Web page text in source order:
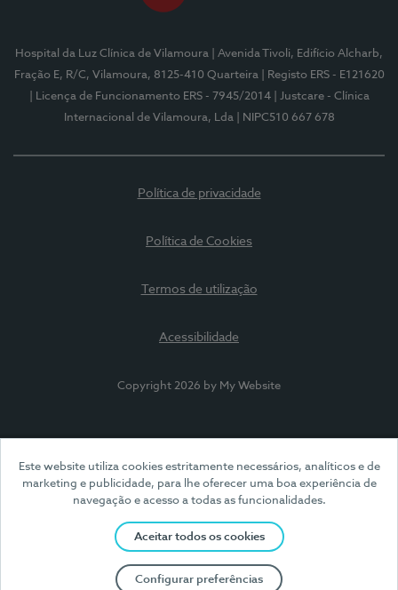
Este website utiliza cookies estritamente necessários, analíticos e de
marketing e publicidade, para lhe oferecer uma boa experiência de
navegação e acesso a todas as funcionalidades.
Aceitar todos os cookies
Configurar preferências
Hospital da Luz Clínica de Vilamoura
| Avenida Tivoli, Edifício Alcharb,
Fração E, R/C, Vilamoura, 8125-410 Quarteira
| Registo ERS - E121620
| Licença de Funcionamento ERS - 7945/2014
| Justcare - Clínica
Internacional de Vilamoura, Lda
| NIPC510 667 678
Política de privacidade
Política de Cookies
Termos de utilização
Acessibilidade
Copyright 2026 by My Website